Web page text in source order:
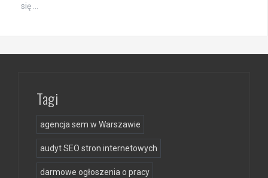
się …
Tagi
agencja sem w Warszawie
audyt SEO stron internetowych
darmowe ogłoszenia o pracy